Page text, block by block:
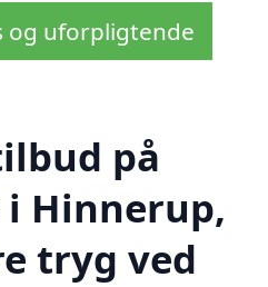
og uforpligtende
på
Hinnerup,
tryg ved